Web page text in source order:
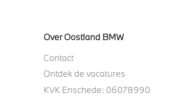
Over Oostland BMW
Contact
Ontdek de vacatures
KVK Enschede: 06078990